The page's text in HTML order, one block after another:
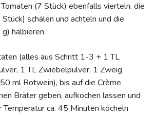
(7 Stück) ebenfalls vierteln, die
schälen und achteln und die
halbieren.
(alles aus Schritt 1-3 + 1 TL
1 TL Zwiebelpulver, 1 Zweig
ml Rotwein), bis auf die Crème
Bräter geben, aufkochen lassen und
ca. 45 Minuten köcheln